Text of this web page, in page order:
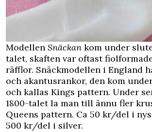
Modellen Snäckan kom under
talet, skaften var oftast
räfflor. Snäckmodellen i England
och akantusrankor, den kom
och kallas Kings pattern. Under
1800-talet la man till ännu fler
Queens pattern. Ca 50 kr/del i
500 kr/del i silver.